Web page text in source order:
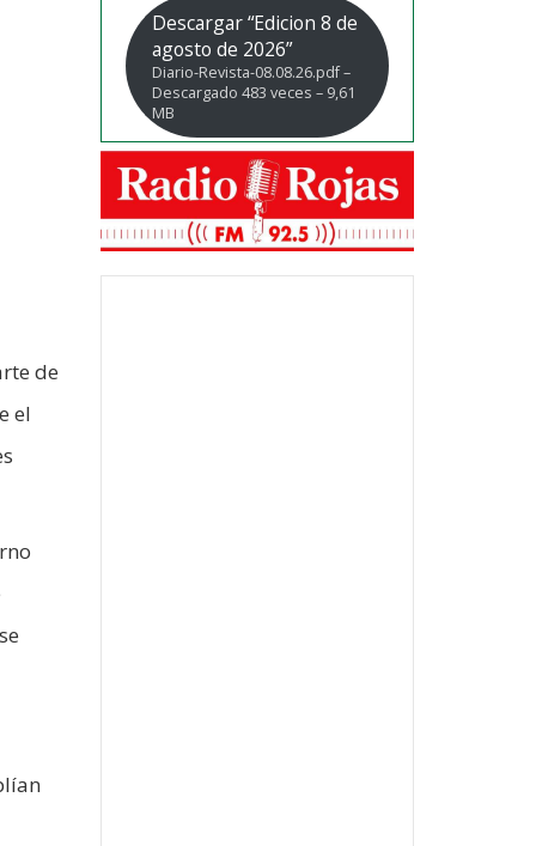
de
el
Descargar “Edicion 8 de
agosto de 2026”
Diario-Revista-08.08.26.pdf –
Descargado 483 veces – 9,61
MB